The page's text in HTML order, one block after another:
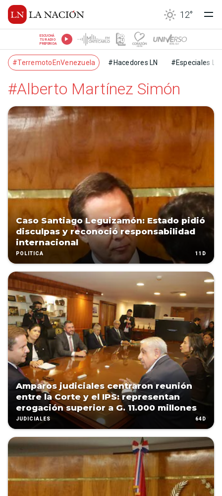
12°
ESCUCHÁ
TU RADIO
PREFERIDA
#TerremotoEnVenezuela #Hacedores LN #Especiales LN
#Alberto Martínez Simón
Caso Santiago Leguizamón: Estado pidió
disculpas y reconoció responsabilidad
internacional
POLÍTICA 11D
Amparos judiciales centraron reunión
entre la Corte y el IPS: representan
erogación superior a G. 11.000 millones
JUDICIALES 64D